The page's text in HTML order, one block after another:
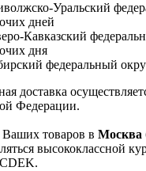
Уральский
дней
Кавказский
дня
федеральный
доставка
Федерации.
Ваших товаров в Москва
высококлассной